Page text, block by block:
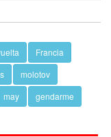
Francia
molotov
may
gendarme